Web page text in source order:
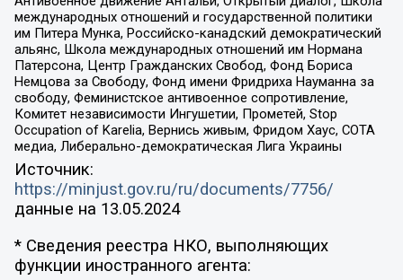
международных отношений и государственной политики
им Питера Мунка, Российско-канадский демократический
альянс, Школа международных отношений им Нормана
Патерсона, Центр Гражданских Свобод, Фонд Бориса
Немцова за Свободу, Фонд имени Фридриха Науманна за
свободу, Феминистское антивоенное сопротивление,
Комитет независимости Ингушетии, Прометей, Stop
Occupation of Karelia, Вернись живым, Фридом Хаус, СОТА
медиа, Либерально-демократическая Лига Украины
Источник:
https://minjust.gov.ru/ru/documents/7756/
данные на 13.05.2024
* Сведения реестра НКО, выполняющих
функции иностранного агента: